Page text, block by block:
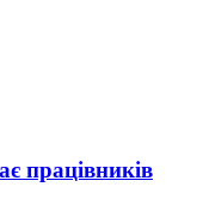
працівників